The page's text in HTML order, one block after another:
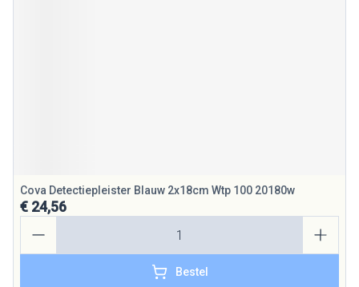
Cova Detectiepleister Blauw 2x18cm Wtp 100 20180w
€ 24,56
Bestel